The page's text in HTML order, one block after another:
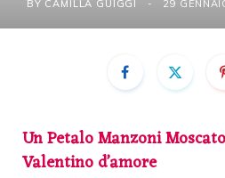
BY CAMILLA GUIGGI 29
Un Petalo Manzoni
Valentino d’amore